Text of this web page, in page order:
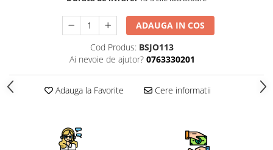
ADAUGA IN COS
Cod Produs: BSJO113
Ai nevoie de ajutor? 0763330201
Adauga la Favorite Cere informatii